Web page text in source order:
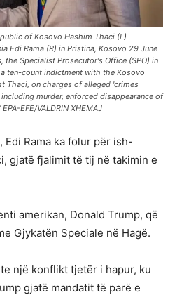
of Kosovo Hashim Thaci (L)
Edi Rama (R) in Pristina, Kosovo 29 June
Specialist Prosecutor's Office (SPO) in
ten-count indictment with the Kosovo
Thaci, on charges of alleged 'crimes
murder, enforced disappearance of
EFE/VALDRIN XHEMAJ
Rama ka folur për ish-
gjatë fjalimit të tij në takimin e
amerikan, Donald Trump, që
Gjykatën Speciale në Hagë.
një konflikt tjetër i hapur, ku
gjatë mandatit të parë e